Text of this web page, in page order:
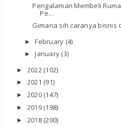
Pengalaman Membeli
Pe...
Gimana sih caranya bisnis
►February (4)
►January (3)
► 2022 (102)
► 2021 (91)
► 2020 (147)
► 2019 (198)
► 2018 (200)